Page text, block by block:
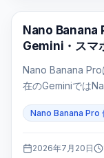
AI 画像生成
Nano Banana
Gemini・スマ
Nano Banana
在のGeminiでは
直接指定する入口
Nano Banana Pro
2026年7月20日